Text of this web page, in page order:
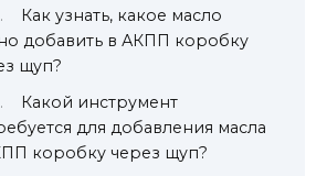
Как узнать, какое масло
добавить в АКПП коробку
щуп?
Какой инструмент
для добавления масла
коробку через щуп?